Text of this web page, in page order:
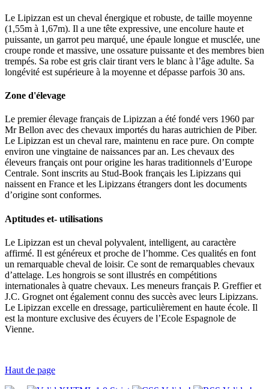
Le Lipizzan est un cheval énergique et robuste, de taille moyenne
(1,55m à 1,67m). Il a une tête expressive, une encolure haute et
puissante, un garrot peu marqué, une épaule longue et musclée, une
croupe ronde et massive, une ossature puissante et des membres bien
trempés. Sa robe est gris clair tirant vers le blanc à l’âge adulte. Sa
longévité est supérieure à la moyenne et dépasse parfois 30 ans.
Zone d'élevage
Le premier élevage français de Lipizzan a été fondé vers 1960 par
Mr Bellon avec des chevaux importés du haras autrichien de Piber.
Le Lipizzan est un cheval rare, maintenu en race pure. On compte
environ une vingtaine de naissances par an. Les chevaux des
éleveurs français ont pour origine les haras traditionnels d’Europe
Centrale. Sont inscrits au Stud-Book français les Lipizzans qui
naissent en France et les Lipizzans étrangers dont les documents
d’origine sont conformes.
Aptitudes et- utilisations
Le Lipizzan est un cheval polyvalent, intelligent, au caractère
affirmé. Il est généreux et proche de l’homme. Ces qualités en font
un remarquable cheval de loisir. Ce sont de remarquables chevaux
d’attelage. Les hongrois se sont illustrés en compétitions
internationales à quatre chevaux. Les meneurs français P. Greffier et
J.C. Grognet ont également connu des succès avec leurs Lipizzans.
Le Lipizzan excelle en dressage, particulièrement en haute école. Il
est la monture exclusive des écuyers de l’Ecole Espagnole de
Vienne.
Haut de page